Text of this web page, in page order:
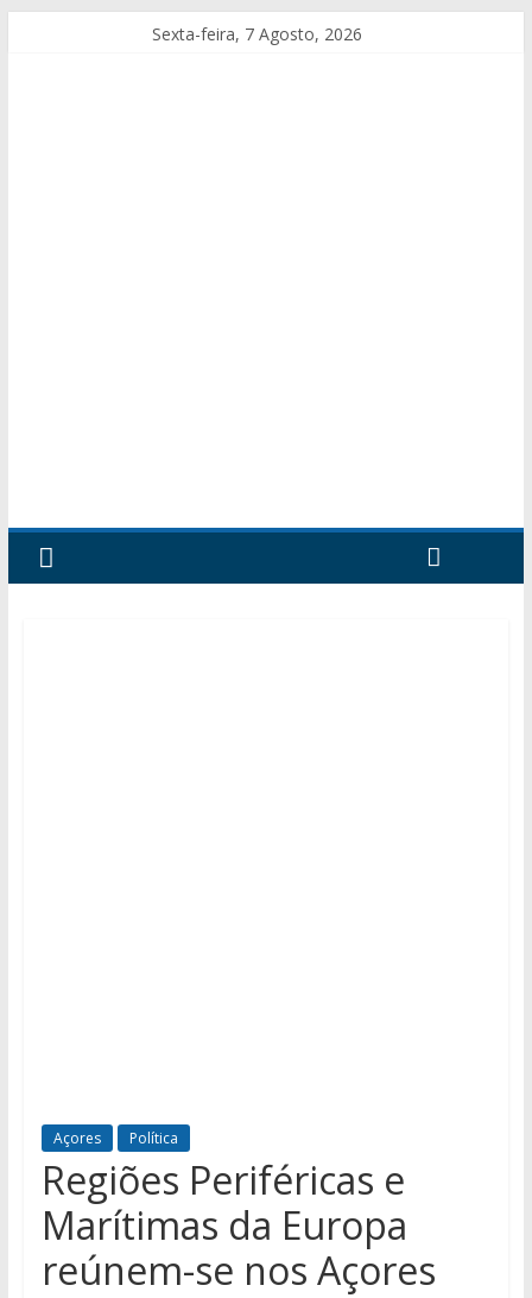
Sexta-feira, 7 Agosto, 2026
Açores Política
Regiões Periféricas e
Marítimas da Europa
reúnem-se nos Açores